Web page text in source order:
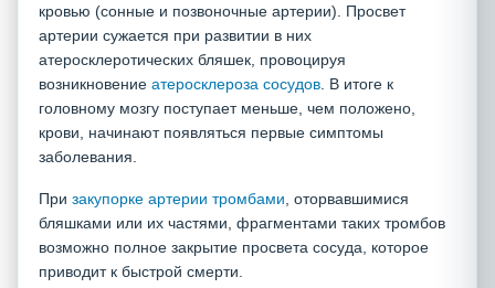
кровью (сонные и позвоночные артерии). Просвет
артерии сужается при развитии в них
атеросклеротических бляшек, провоцируя
возникновение атеросклероза сосудов . В итоге к
головному мозгу поступает меньше, чем положено,
крови, начинают появляться первые симптомы
заболевания.
При закупорке артерии тромбами , оторвавшимися
бляшками или их частями, фрагментами таких тромбов
возможно полное закрытие просвета сосуда, которое
приводит к быстрой смерти.